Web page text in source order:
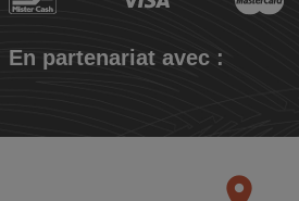
En partenariat avec :